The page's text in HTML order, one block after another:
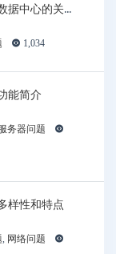
据中心的关键
1,034
能简介
务器问题
样性和特点
, 网络问题